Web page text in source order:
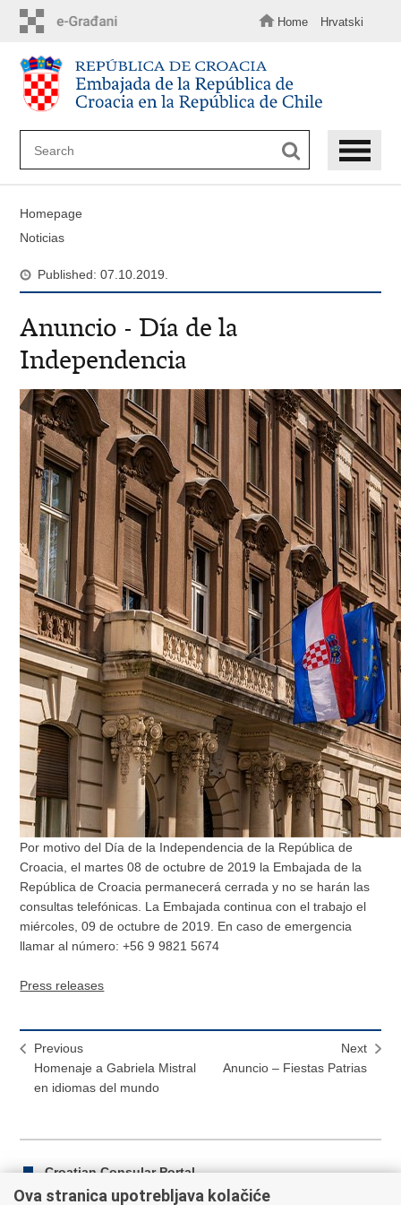
content
Home Hrvatski
Homepage
Noticias
Published: 07.10.2019.
Anuncio - Día de la
Independencia
Por motivo del Día de la Independencia de la República de
Croacia, el martes 08 de octubre de 2019 la Embajada de la
República de Croacia permanecerá cerrada y no se harán las
consultas telefónicas. La Embajada continua con el trabajo el
miércoles, 09 de octubre de 2019. En caso de emergencia
llamar al número: +56 9 9821 5674
Press releases
Previous
Homenaje a Gabriela Mistral
en idiomas del mundo
Next
Anuncio – Fiestas Patrias
Croatian Consular Portal
Ova stranica upotrebljava kolačiće